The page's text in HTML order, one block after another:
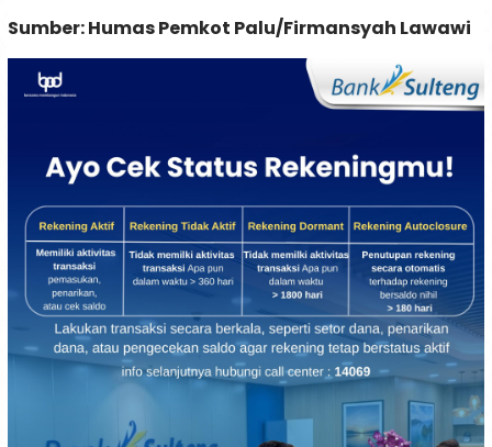
Sumber: Humas Pemkot Palu/Firmansyah Lawawi